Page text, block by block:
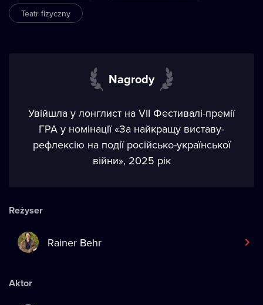
Teatr fizyczny
Nagrody
Увійшла у лонглист на VII Фестивалі-премії
ГРА у номінації «За найкращу виставу-
рефлексію на події російсько-української
війни», 2025 рік
Reżyser
Rainer Behr
Aktor